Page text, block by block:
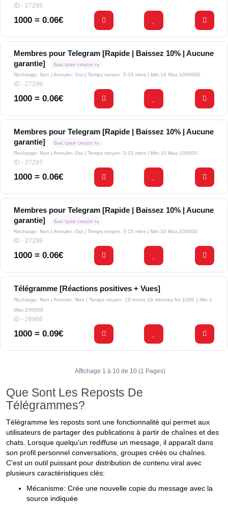
ID - 27295
1000 = 0.06€
Membres pour Telegram [Rapide | Baissez 10% | Aucune
garantie]
Быстрая скорость
Recharge: Non | Annuler: Oui | Temps moyen: 5-15 mins | Min:10 Max:1000000
ID - 27296
1000 = 0.06€
Membres pour Telegram [Rapide | Baissez 10% | Aucune
garantie]
Быстрая скорость
Recharge: Non | Annuler: Oui | Temps moyen: 5-15 mins | Min:10 Max:100000
ID - 27297
1000 = 0.06€
Membres pour Telegram [Rapide | Baissez 10% | Aucune
garantie]
Быстрая скорость
Recharge: Non | Annuler: Oui | Temps moyen: 5-15 mins
| Min:10 Max:100000
ID - 27298
1000 = 0.06€
Télégramme [Réactions positives + Vues]
Recharge: Non | Annuler: Non | Temps moyen: 19 hours 19 minutes for 1000
| Min:1
Max:150000
ID - 26966
1000 = 0.09€
Affichage 1 à 10 de 10 (1 Pages)
Que Sont Les Reposts De
Télégrammes?
Télégramme les reposts sont une fonctionnalité qui permet aux
utilisateurs de partager des publications à partir de chaînes et des
chats. Lorsque quelqu'un rediffuse un message, il apparaît dans
son profil personnel conversations, groupes créés ou chaînes.
C'est un outil puissant pour distribution de contenu viral avec
plusieurs caractéristiques clés:
Mécanisme: Crée une nouvelle copie du message avec la
source indiquée